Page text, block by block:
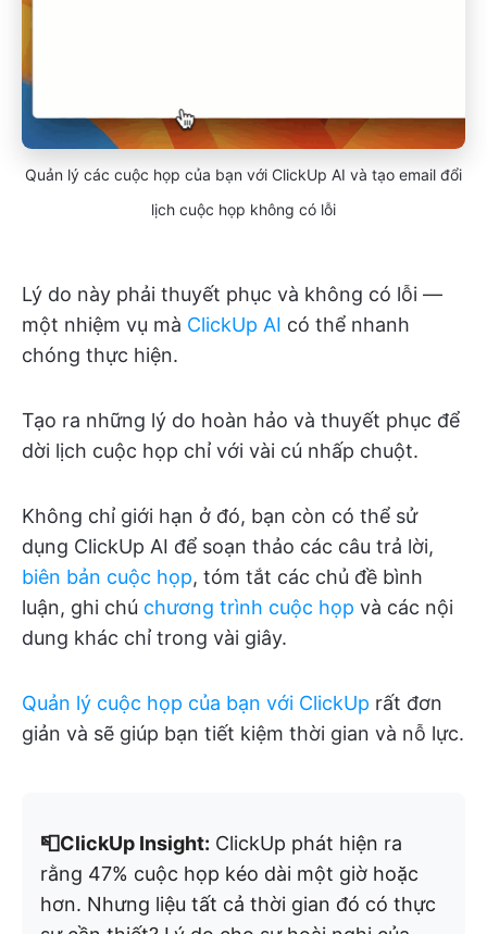
Quản lý các cuộc họp của bạn với ClickUp AI và tạo email đổi
lịch cuộc họp không có lỗi
Lý do này phải thuyết phục và không có lỗi —
một nhiệm vụ mà ClickUp AI có thể nhanh
chóng thực hiện.
Tạo ra những lý do hoàn hảo và thuyết phục để
dời lịch cuộc họp chỉ với vài cú nhấp chuột.
Không chỉ giới hạn ở đó, bạn còn có thể sử
dụng ClickUp AI để soạn thảo các câu trả lời,
biên bản cuộc họp, tóm tắt các chủ đề bình
luận, ghi chú chương trình cuộc họp và các nội
dung khác chỉ trong vài giây.
Quản lý cuộc họp của bạn với ClickUp rất đơn
giản và sẽ giúp bạn tiết kiệm thời gian và nỗ lực.
📮ClickUp Insight: ClickUp phát hiện ra
rằng 47% cuộc họp kéo dài một giờ hoặc
hơn. Nhưng liệu tất cả thời gian đó có thực